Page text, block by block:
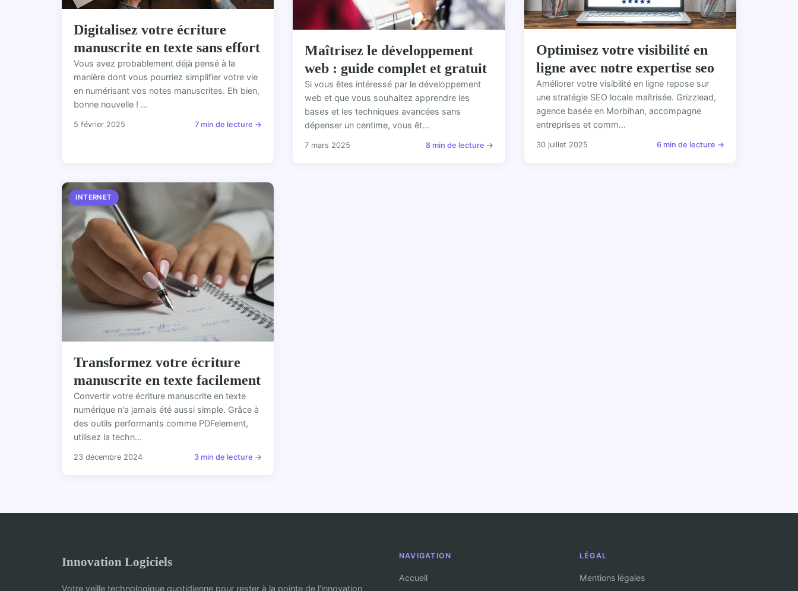
Digitalisez votre écriture
manuscrite en texte sans effort
Vous avez probablement déjà pensé à la
manière dont vous pourriez simplifier votre vie
en numérisant vos notes manuscrites. Eh bien,
bonne nouvelle ! ...
5 février 2025 7 min de lecture →
Maîtrisez le développement
web : guide complet et gratuit
Si vous êtes intéressé par le développement
web et que vous souhaitez apprendre les
bases et les techniques avancées sans
dépenser un centime, vous êt...
7 mars 2025 8 min de lecture →
Optimisez votre visibilité en
ligne avec notre expertise seo
Améliorer votre visibilité en ligne repose sur
une stratégie SEO locale maîtrisée. Grizzlead,
agence basée en Morbihan, accompagne
entreprises et comm...
30 juillet 2025 6 min de lecture →
INTERNET
Transformez votre écriture
manuscrite en texte facilement
Convertir votre écriture manuscrite en texte
numérique n'a jamais été aussi simple. Grâce à
des outils performants comme PDFelement,
utilisez la techn...
23 décembre 2024 3 min de lecture →
Innovation Logiciels
Votre veille technologique quotidienne pour rester à la pointe de l'innovation
NAVIGATION
Accueil
LÉGAL
Mentions légales